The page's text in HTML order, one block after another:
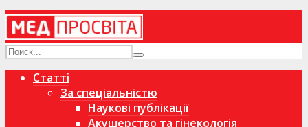
Статті
За спеціальністю
Наукові публікації
Акушерство та гінекологія